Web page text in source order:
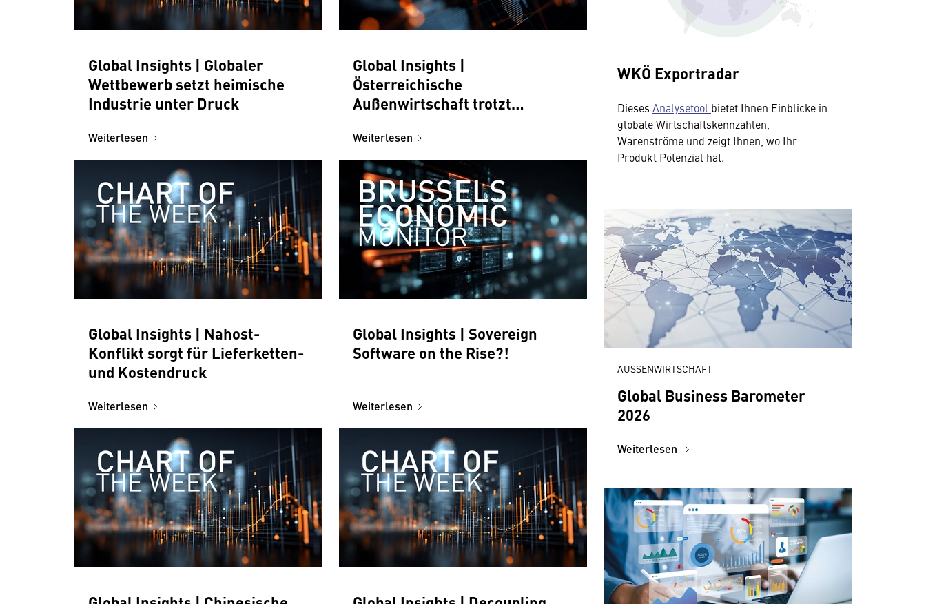
Global Insights | Globaler
Wettbewerb setzt heimische
Industrie unter Druck
Weiterlesen
Global Insights |
Österreichische
Außenwirtschaft trotzt
Weiterlesen
Global Insights | Nahost-
Konflikt sorgt für Lieferketten-
und Kostendruck
Weiterlesen
Global Insights | Sovereign
Software on the Rise?!
Weiterlesen
WKÖ Exportradar
Dieses Analysetool bietet Ihnen Einblicke in
globale Wirtschaftskennzahlen,
Warenströme und zeigt Ihnen, wo Ihr
Produkt Potenzial hat.
AUSSENWIRTSCHAFT
Global Business Barometer
2026
Weiterlesen